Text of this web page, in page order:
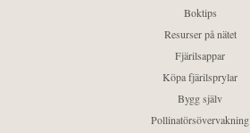
Boktips
Resurser på nätet
Fjärilsappar
Köpa fjärilsprylar
Bygg själv
Pollinatörsövervakning